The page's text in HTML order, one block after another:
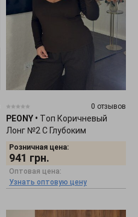
0 отзывов
PEONY • Tоп Коричневый
Лонг №2 С Глубоким
Декольте 2608254
Розничная цена:
941 грн.
Оптовая цена:
Узнать оптовую цену